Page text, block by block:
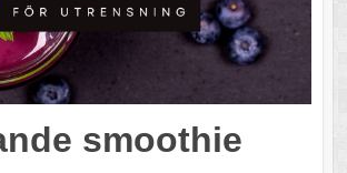
smoothie